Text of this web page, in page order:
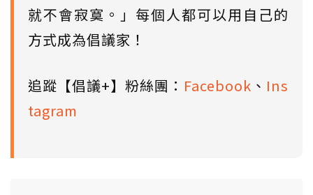
就不會寂寞。」每個人都可以用自己的
方式成為倡議家！
追蹤【倡議+】粉絲團： Facebook 、 Ins
tagram